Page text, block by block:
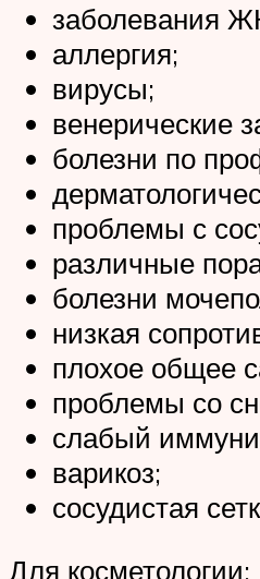
заболевания
аллергия;
вирусы;
венерические
болезни по
проблемы с
различные
болезни
низкая
плохое общее
проблемы со
слабый
варикоз;
сосудистая
Для косметологии: